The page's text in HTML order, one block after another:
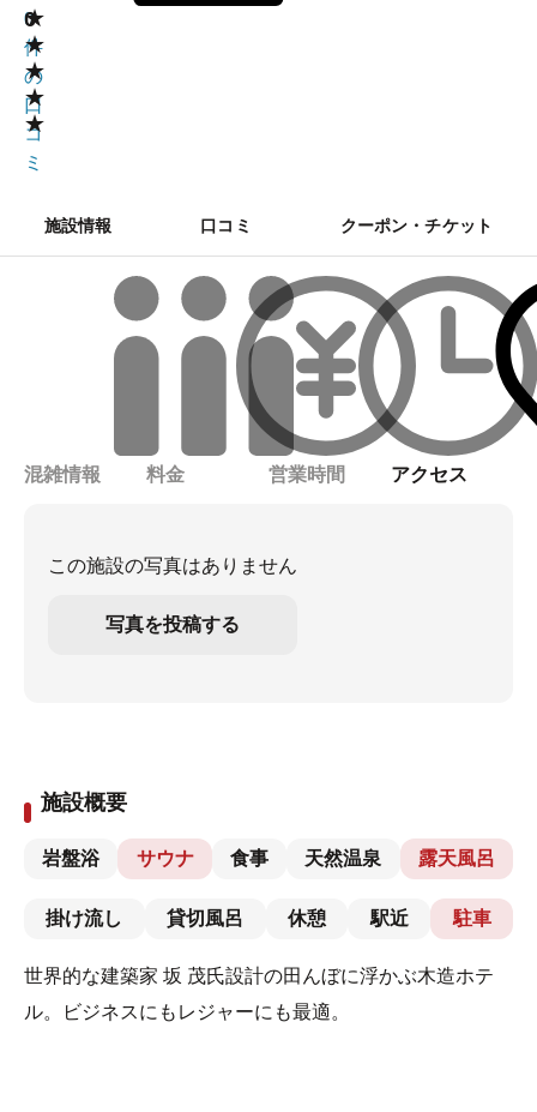
★
★
★
★
★
0
0
件
の
口
コ
ミ
施設情報 口コミ クーポン・チケット
混雑情報 料金 営業時間 アクセス
この施設の写真はありません
写真を投稿する
施設概要
岩盤浴 サウナ 食事 天然温泉 露天風呂
掛け流し 貸切風呂 休憩 駅近 駐車
世界的な建築家 坂 茂氏設計の田んぼに浮かぶ木造ホテ
ル。ビジネスにもレジャーにも最適。